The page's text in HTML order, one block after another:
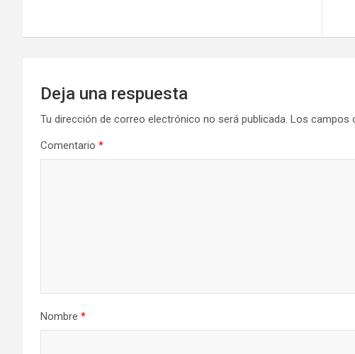
Deja una respuesta
Tu dirección de correo electrónico no será publicada. Los campos
Comentario *
Nombre *